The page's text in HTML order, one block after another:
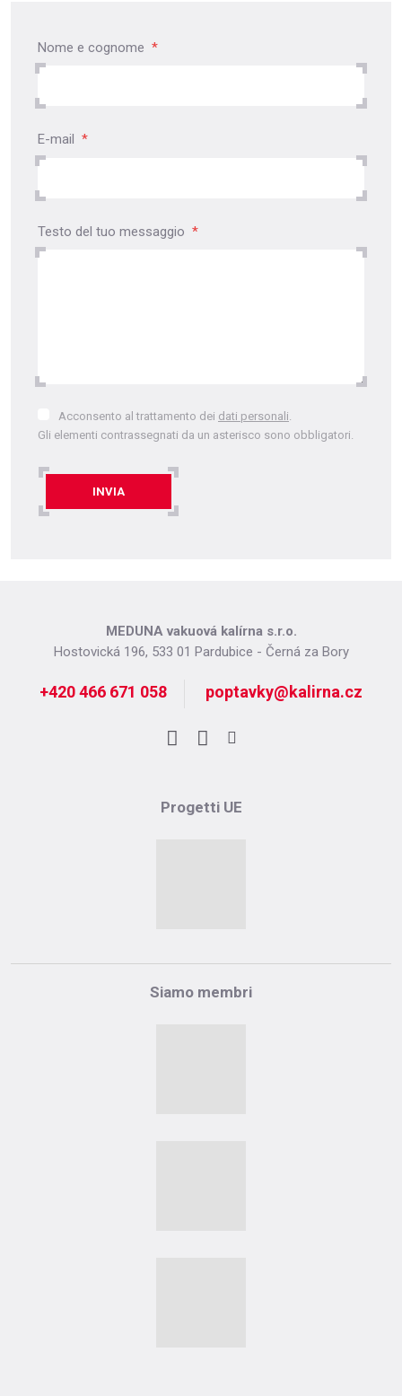
Nome e cognome *
E-mail *
Testo del tuo messaggio *
Acconsento
al
dei
personali.
Acconsento al trattamento dei dati personali
Gli elementi contrassegnati da un asterisco sono obbligatori.
INVIA
odeslat.MEDUNA vakuová kalírna s.r.o.
Hostovická 196, 533 01 Pardubice - Černá za Bory
+420 466 671 058 poptavky@kalirna.cz
Facebook
LinkedIn
Progetti UE
Siamo membri